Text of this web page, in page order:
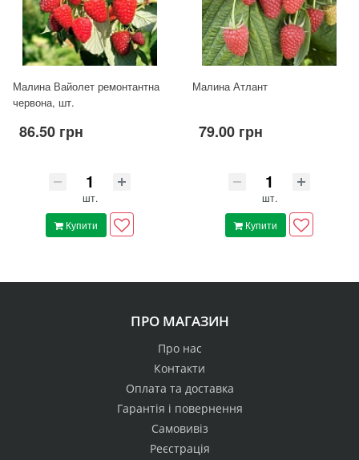
Малина Вайолет ремонтантна
червона, шт.
86.50 грн
шт.
Купити
Малина Атлант
79.00 грн
шт.
Купити
ПРО МАГАЗИН
Про нас
Контакти
Оплата та доставка
Гарантія і повернення
Самовивіз
Реєстрація